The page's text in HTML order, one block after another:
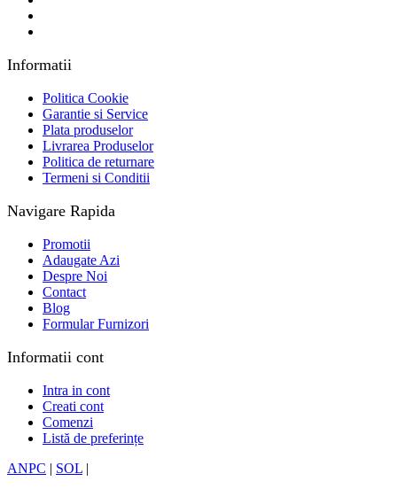
Informatii
Politica Cookie
Garantie si Service
Plata produselor
Livrarea Produselor
Politica de returnare
Termeni si Conditii
Navigare Rapida
Promotii
Adaugate Azi
Despre Noi
Contact
Blog
Formular Furnizori
Informatii cont
Intra in cont
Creati cont
Comenzi
Listă de preferințe
ANPC | SOL |